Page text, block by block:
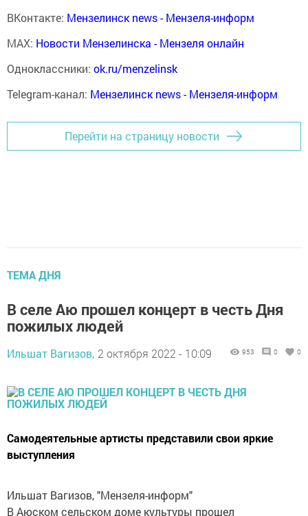
ВКонтакте: Мензелинск news - Мензеля-информ
MAX: Новости Мензелинска - Мензеля онлайн
Одноклассники: ok.ru/menzelinsk
Telegram-канал: Мензелинск news - Мензеля-информ
Перейти на страницу новости
ТЕМА ДНЯ
В селе Аю прошел концерт в честь Дня
пожилых людей
Ильшат Вагизов, 2 октября 2022 - 10:09 953 0 0
Самодеятельные артисты представили свои яркие
выступления
Ильшат Вагизов, "Мензеля-информ"
В Аюском сельском доме культуры прошел